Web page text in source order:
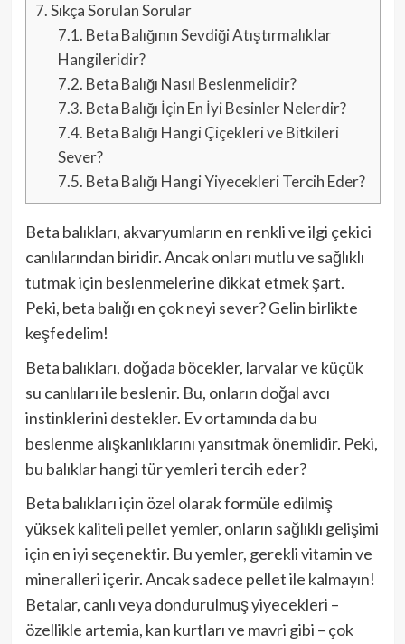
7.Sıkça Sorulan Sorular
7.1. Beta Balığının Sevdiği Atıştırmalıklar
Hangileridir?
7.2. Beta Balığı Nasıl Beslenmelidir?
7.3. Beta Balığı İçin En İyi Besinler Nelerdir?
7.4. Beta Balığı Hangi Çiçekleri ve Bitkileri
Sever?
7.5. Beta Balığı Hangi Yiyecekleri Tercih Eder?
Beta balıkları, akvaryumların en renkli ve ilgi çekici
canlılarından biridir. Ancak onları mutlu ve sağlıklı
tutmak için beslenmelerine dikkat etmek şart.
Peki, beta balığı en çok neyi sever? Gelin birlikte
keşfedelim!
Beta balıkları, doğada böcekler, larvalar ve küçük
su canlıları ile beslenir. Bu, onların doğal avcı
instinklerini destekler. Ev ortamında da bu
beslenme alışkanlıklarını yansıtmak önemlidir. Peki,
bu balıklar hangi tür yemleri tercih eder?
Beta balıkları için özel olarak formüle edilmiş
yüksek kaliteli pellet yemler, onların sağlıklı gelişimi
için en iyi seçenektir. Bu yemler, gerekli vitamin ve
mineralleri içerir. Ancak sadece pellet ile kalmayın!
Betalar, canlı veya dondurulmuş yiyecekleri –
özellikle artemia, kan kurtları ve mavri gibi – çok